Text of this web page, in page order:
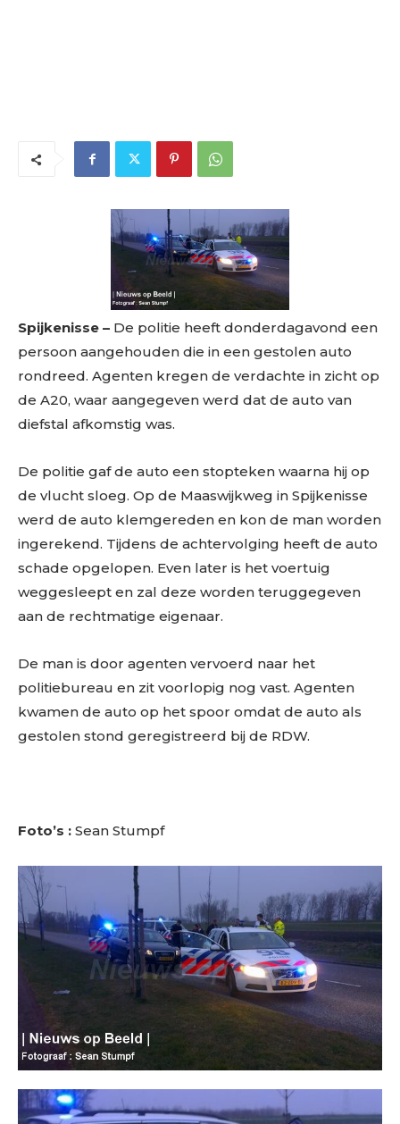
Spijkenisse – De politie heeft donderdagavond een
persoon aangehouden die in een gestolen auto
rondreed. Agenten kregen de verdachte in zicht op
de A20, waar aangegeven werd dat de auto van
diefstal afkomstig was.
De politie gaf de auto een stopteken waarna hij op
de vlucht sloeg. Op de Maaswijkweg in Spijkenisse
werd de auto klemgereden en kon de man worden
ingerekend. Tijdens de achtervolging heeft de auto
schade opgelopen. Even later is het voertuig
weggesleept en zal deze worden teruggegeven
aan de rechtmatige eigenaar.
De man is door agenten vervoerd naar het
politiebureau en zit voorlopig nog vast. Agenten
kwamen de auto op het spoor omdat de auto als
gestolen stond geregistreerd bij de RDW.
Foto’s : Sean Stumpf